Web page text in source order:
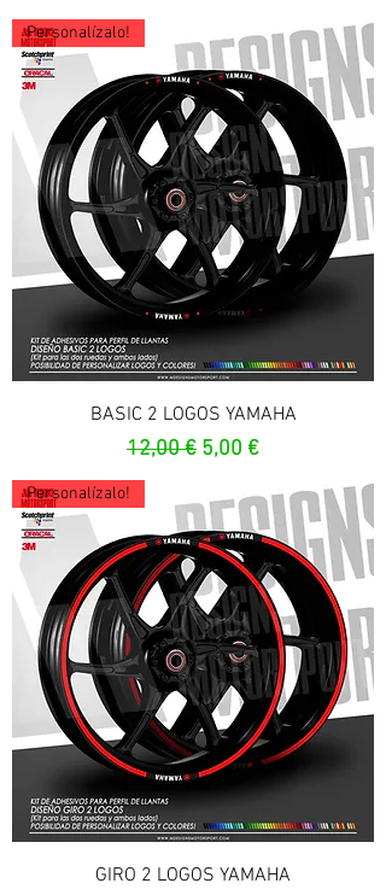
Personalízalo!
BASIC 2 LOGOS YAMAHA
Prix original
12,00 € Prix promotionnel
5,00 €
Personalízalo!
GIRO 2 LOGOS YAMAHA